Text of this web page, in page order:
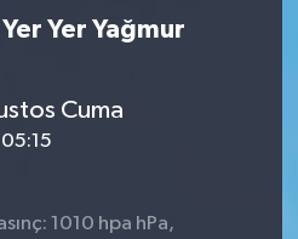
Yer Yağmur
Cuma
05:15
1010 hpa hPa,